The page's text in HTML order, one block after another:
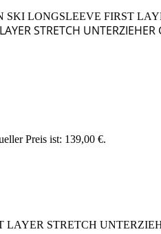
SKI LONGSLEEVE FIRST
STRETCH
Preis ist: 139,00 €.
STRETCH